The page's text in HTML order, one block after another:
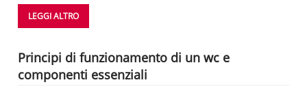
LEGGI ALTRO
Principi di funzionamento di un wc e
componenti essenziali